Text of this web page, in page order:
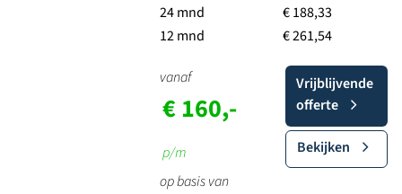
24 mnd
12 mnd
€ 188,33
€ 261,54
vanaf
€ 160,-
p/m
op basis van
Vrijblijvende
offerte
Bekijken